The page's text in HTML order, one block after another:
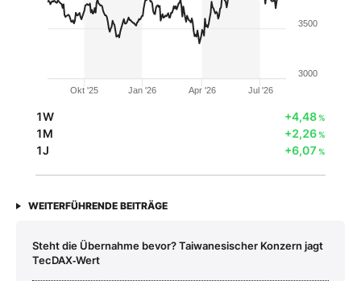
Okt '25 Jan '26 Apr '26 Jul '26
3000
3500
1W +4,48%
1M +2,26%
1J +6,07 %
WEITERFÜHRENDE BEITRÄGE
Steht die Übernahme bevor? Taiwanesischer Konzern jagt
TecDAX‑Wert